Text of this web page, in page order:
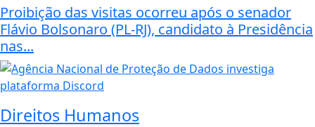
Proibição das visitas ocorreu após o senador
Flávio Bolsonaro (PL-RJ), candidato à Presidência
nas...
Direitos Humanos